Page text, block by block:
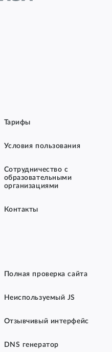
Тарифы
Условия пользования
Сотрудничество с
образовательными
организациями
Контакты
Полная проверка сайта
Неиспользуемый JS
Отзывчивый интерфейс
DNS генератор